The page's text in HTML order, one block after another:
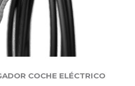
COCHE ELÉCTRICO